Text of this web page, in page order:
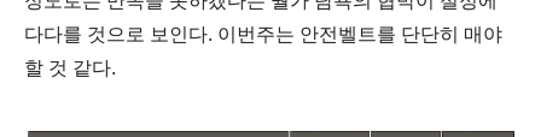
다다를 것으로 보인다. 이번주는 안전벨트를 단단히 매야
할 것 같다.